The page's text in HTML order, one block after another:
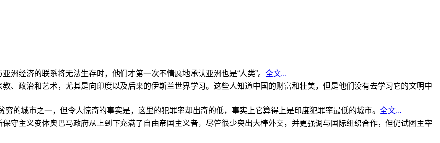
洲经济的联系将无法生存时，他们才第一次不情愿地承认亚洲也是“人类”。 全文...
、政治和艺术，尤其是向印度以及后来的伊斯兰世界学习。这些人知道中国的财富和壮美，但是他们没有去学习它的文明中
穷的城市之一，但令人惊奇的事实是，这里的犯罪率却出奇的低，事实上它算得上是印度犯罪率最低的城市。 全文...
守主义变体奥巴马政府从上到下充满了自由帝国主义者，尽管很少突出大棒外交，并更强调与国际组织合作，但仍试图主宰